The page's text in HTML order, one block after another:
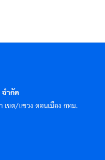
ำกัด
เขต/แขวง ดอนเมือง กทม.